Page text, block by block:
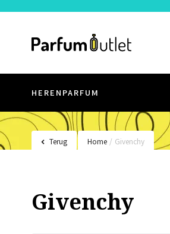
HERENPARFUM
Terug Home / Givenchy
Givenchy